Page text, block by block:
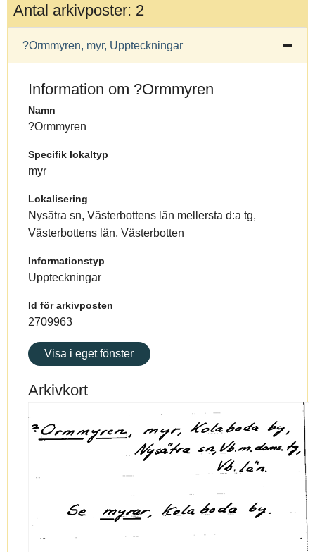
Antal arkivposter: 2
?Ormmyren, myr, Uppteckningar
Information om ?Ormmyren
Namn
?Ormmyren
Specifik lokaltyp
myr
Lokalisering
Nysätra sn, Västerbottens län mellersta d:a tg,
Västerbottens län, Västerbotten
Informationstyp
Uppteckningar
Id för arkivposten
2709963
Visa i eget fönster
Arkivkort